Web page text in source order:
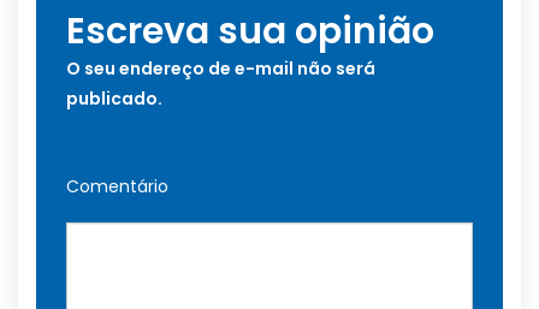
Escreva sua opinião
O seu endereço de e-mail não será
publicado.
Comentário